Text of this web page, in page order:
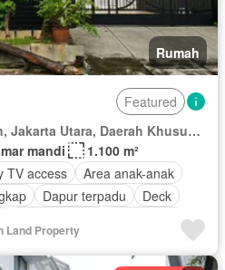
Rumah
Featured
RW 06, Pluit, Penjaringan, Jakarta Utara, Daerah Khusus Ibukota Jakarta
mandi
1.100 m²
TV access
Area anak-anak
Dapur terpadu
Deck
tenis
Listrik
Ruang layanan
Taman
Land Property